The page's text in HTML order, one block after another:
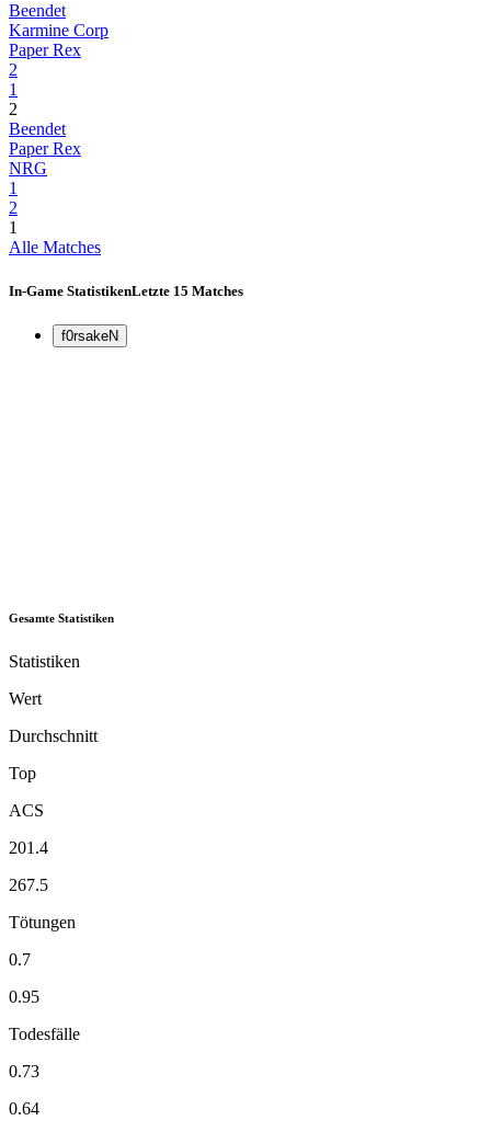
Beendet
Karmine Corp
Paper Rex
2
1
2
Beendet
Paper Rex
NRG
1
2
1
Alle Matches
In-Game StatistikenLetzte 15 Matches
f0rsakeN
Gesamte Statistiken
Statistiken
Wert
Durchschnitt
Top
ACS
201.4
267.5
Tötungen
0.7
0.95
Todesfälle
0.73
0.64